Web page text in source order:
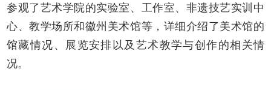
参观了艺术学院的实验室、工作室、非遗技艺实训中
心、教学场所和徽州美术馆等，详细介绍了美术馆的
馆藏情况、展览安排以及艺术教学与创作的相关情
况。